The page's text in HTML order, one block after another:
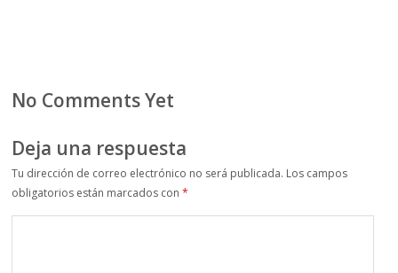
No Comments Yet
Deja una respuesta
Tu dirección de correo electrónico no será publicada. Los campos
obligatorios están marcados con*